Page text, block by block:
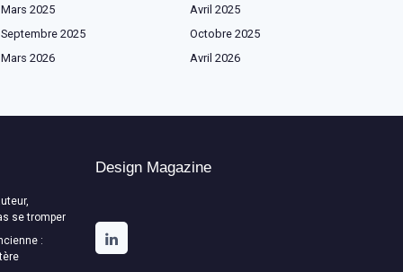
Mars 2025
Avril 2025
Septembre 2025
Octobre 2025
Mars 2026
Avril 2026
se tromper
:
Design Magazine